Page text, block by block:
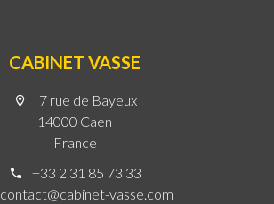
CABINET VASSE
7 rue de Bayeux
14000 Caen
France
+33 2 31 85 73 33
contact@cabinet-vasse.com